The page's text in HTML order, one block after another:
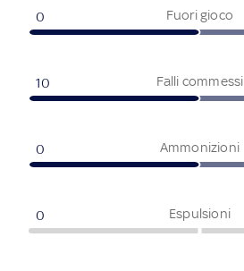
Fuori gioco
0
Falli commessi
10
Ammonizioni
0
Espulsioni
0